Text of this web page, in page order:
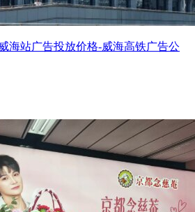
海站广告投放价格-威海高铁广告公